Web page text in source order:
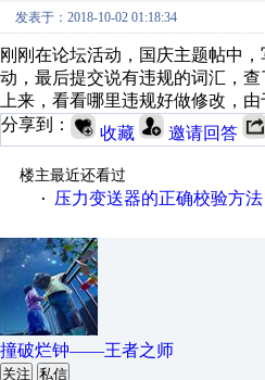
发表于：2018-10-02 01:18:34
刚刚在论坛活动，国庆主题帖中
动，最后提交说有违规的词汇，
上来，看看哪里违规好做修改，
分享到：
收藏 邀请回答
楼主最近还看过
·
压力变送器的正确校验方法
撞破烂钟——王者之师
关注 私信